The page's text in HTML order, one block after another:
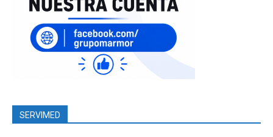
SERVIMED